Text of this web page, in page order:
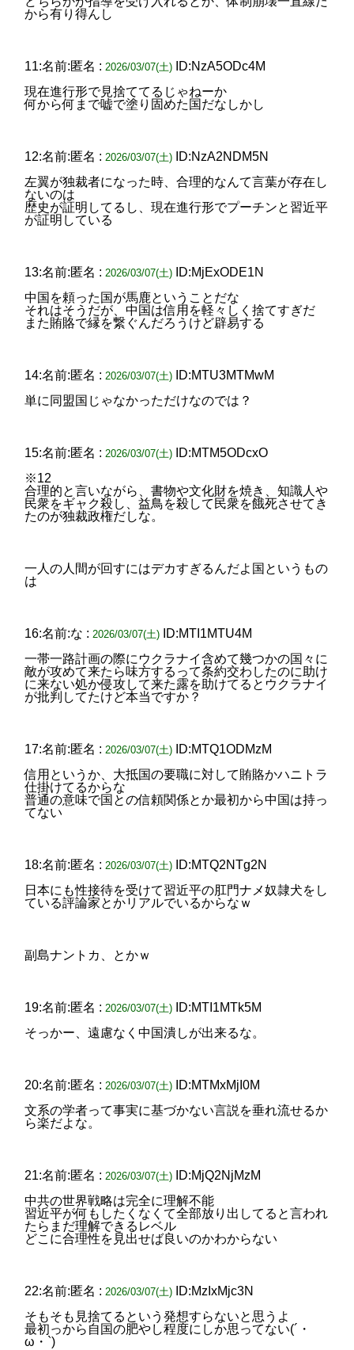
から有り得んし
11:名前:匿名 : 2026/03/07(土)
ID:NzA5ODc4M
現在進行形で見捨ててるじゃねーか
何から何まで嘘で塗り固めた国だなしかし
12:名前:匿名 : 2026/03/07(土)
ID:NzA2NDM5N
左翼が独裁者になった時、合理的なんて言葉が存在し
ないのは
歴史が証明してるし、現在進行形でプーチンと習近平
が証明している
13:名前:匿名 : 2026/03/07(土)
ID:MjExODE1N
中国を頼った国が馬鹿ということだな
それはそうだが、中国は信用を軽々しく捨てすぎだ
また賄賂で縁を繋ぐんだろうけど辟易する
14:名前:匿名 : 2026/03/07(土)
ID:MTU3MTMwM
単に同盟国じゃなかっただけなのでは？
15:名前:匿名 : 2026/03/07(土)
ID:MTM5ODcxO
※12
合理的と言いながら、書物や文化財を焼き、知識人や
民衆をギャク殺し、益鳥を殺して民衆を餓死させてき
たのが独裁政権だしな。
一人の人間が回すにはデカすぎるんだよ国というもの
は
16:名前:な : 2026/03/07(土)
ID:MTI1MTU4M
一帯一路計画の際にウクラナイ含めて幾つかの国々に
敵が攻めて来たら味方するって条約交わしたのに助け
に来ない処か侵攻して来た露を助けてるとウクラナイ
が批判してたけど本当ですか？
17:名前:匿名 : 2026/03/07(土)
ID:MTQ1ODMzM
信用というか、大抵国の要職に対して賄賂かハニトラ
仕掛けてるからな
普通の意味で国との信頼関係とか最初から中国は持っ
てない
18:名前:匿名 : 2026/03/07(土)
ID:MTQ2NTg2N
日本にも性接待を受けて習近平の肛門ナメ奴隷犬をし
ている評論家とかリアルでいるからなｗ
副島ナントカ、とかｗ
19:名前:匿名 : 2026/03/07(土)
ID:MTI1MTk5M
そっかー、遠慮なく中国潰しが出来るな。
20:名前:匿名 : 2026/03/07(土)
ID:MTMxMjI0M
文系の学者って事実に基づかない言説を垂れ流せるか
ら楽だよな。
21:名前:匿名 : 2026/03/07(土)
ID:MjQ2NjMzM
中共の世界戦略は完全に理解不能
習近平が何もしたくなくて全部放り出してると言われ
たらまだ理解できるレベル
どこに合理性を見出せば良いのかわからない
22:名前:匿名 : 2026/03/07(土)
ID:MzIxMjc3N
そもそも見捨てるという発想すらないと思うよ
最初っから自国の肥やし程度にしか思ってない(´・
ω・`)